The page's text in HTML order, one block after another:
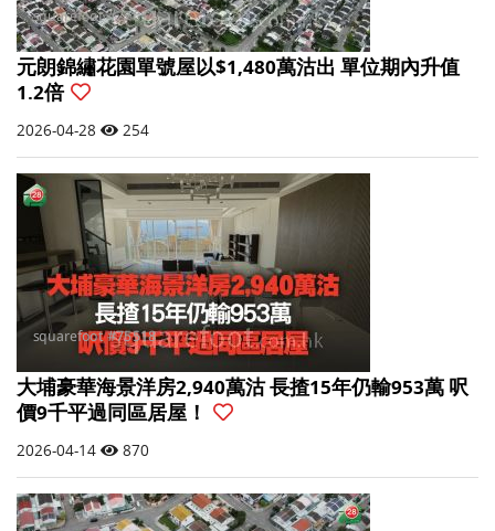
元朗錦繡花園單號屋以$1,480萬沽出 單位期內升值
1.2倍
2026-04-28 254
大埔豪華海景洋房2,940萬沽 長揸15年仍輸953萬 呎
價9千平過同區居屋！
2026-04-14 870